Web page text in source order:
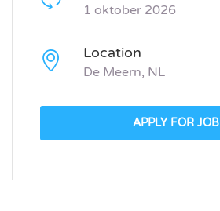
1 oktober 2026
Location
De Meern, NL
APPLY FOR JOB